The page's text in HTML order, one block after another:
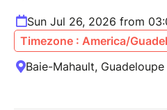
Sun Jul 26, 2026 from
Timezone : America/
Baie-Mahault, Guadeloupe